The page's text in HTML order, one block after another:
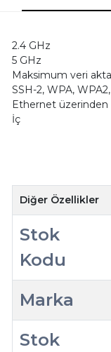
2.4 GHz
5 GHz
Maksimum veri
SSH-2, WPA,
Ethernet
İç
Diğer Özellikler
Stok
Kodu
Marka
Stok